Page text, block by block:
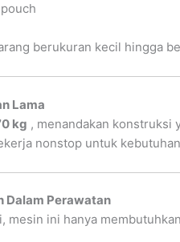
berukuran kecil hingga
Lama
kg , menandakan konstruksi
nonstop untuk
Dalam Perawatan
mesin ini hanya